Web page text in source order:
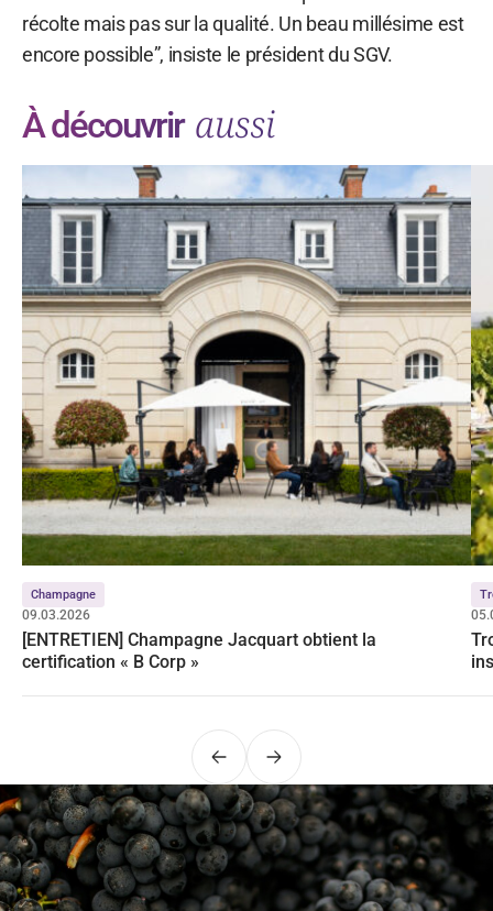
récolte mais pas sur la qualité. Un beau millésime est
encore possible”, insiste le président du SGV.
À découvrir aussi
Champagne
09.03.2026
[ENTRETIEN] Champagne Jacquart obtient la
certification « B Corp »
PrécédentSuivant